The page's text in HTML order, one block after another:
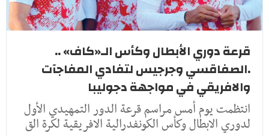
قرعة دوري الأبطال وكأس الـ«كاف» ..
.الصفاقسي وجرجيس لتفادي المفاجآت
والافريقي في مواجهة دجوليبا
انتظمت يوم أمس مراسم قرعة الدور التمهيدي الأول
لدوري الابطال وكأس الكونفدرالية الافريقية لكرة الق